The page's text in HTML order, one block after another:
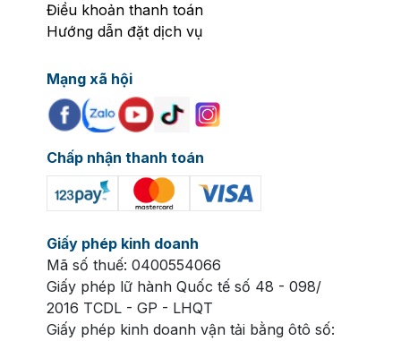
Điều khoản thanh toán
Hướng dẫn đặt dịch vụ
Mạng xã hội
Chấp nhận thanh toán
Giấy phép kinh doanh
Mã số thuế: 0400554066
Giấy phép lữ hành Quốc tế số 48 - 098/
2016 TCDL - GP - LHQT
Giấy phép kinh doanh vận tải bằng ôtô số: